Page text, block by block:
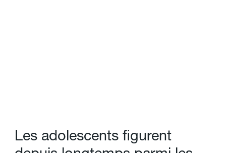
Les adolescents fgurent